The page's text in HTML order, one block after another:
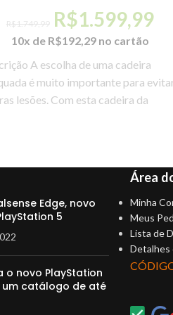
R$1.749,99 R$1.599,99
10x de R$192,29 no cartão
A escolha de uma cadeira
é muito importante para
lesões. Com esta cadeira da
Edge, novo
5
o novo PlayStation
um catálogo de até
Área
Minha
Meus
Lista de
Detalhes